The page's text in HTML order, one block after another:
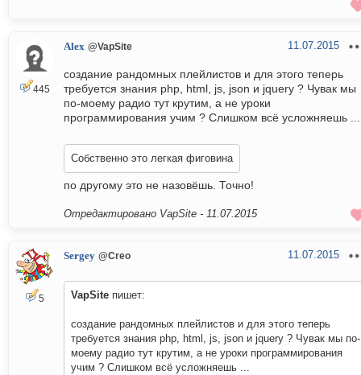
445
Alex @VapSite 11.07.2015
создание рандомных плейлистов и для этого теперь
требуется знания php, html, js, json и jquery ? Чувак мы
по-моему радио тут крутим, а не уроки
программирования учим ? Слишком всё усложняешь ...
Собственно это легкая фиговина
по другому это не назовёшь. Точно!
Отредактировано VapSite - 11.07.2015
5
Sergey @Creo 11.07.2015
VapSite пишет:
создание рандомных плейлистов и для этого теперь
требуется знания php, html, js, json и jquery ? Чувак мы по-
моему радио тут крутим, а не уроки программирования
учим ? Слишком всё усложняешь ...